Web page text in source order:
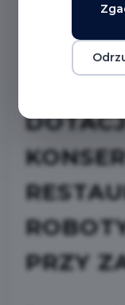
RADY
ZASAD
PRZY